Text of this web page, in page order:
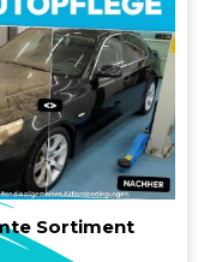
Sortiment